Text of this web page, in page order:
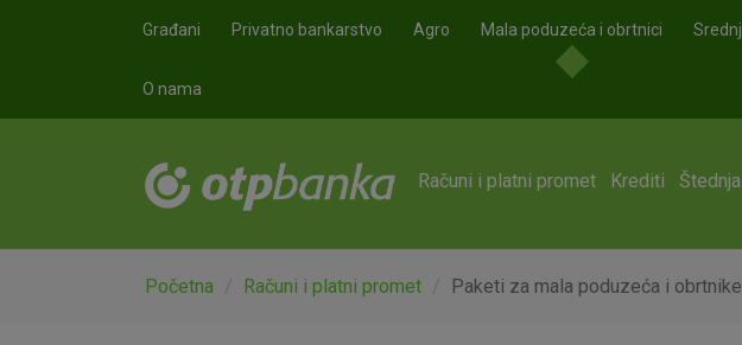
Građani Privatno bankarstvo Agro Mala poduzeća i obrtnici
O nama
Računi i platni promet Krediti Štednja
Početna Računi i platni promet Paketi za mala poduzeća i obrtnike